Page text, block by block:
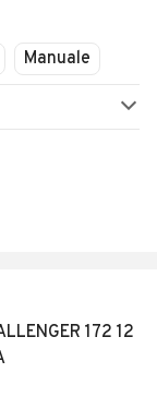
Manuale
172 12